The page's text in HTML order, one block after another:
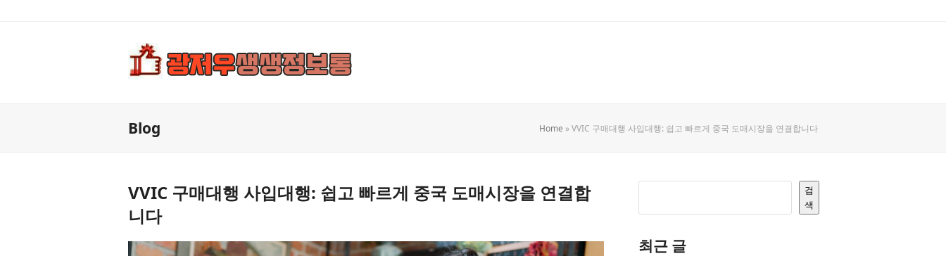
Blog Home »VVIC 구매대행 사입대행: 쉽고 빠르게 중국 도매시장을 연결합니다
VVIC 구매대행 사입대행: 쉽고 빠르게 중국 도매시장을 연결합
니다
검
색
최근 글